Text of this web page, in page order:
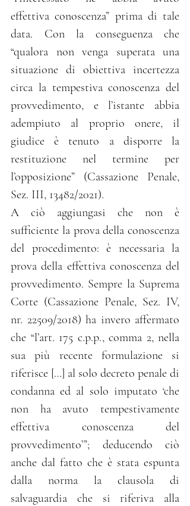
effettiva conoscenza” prima di tale
data. Con la conseguenza che
“qualora non venga superata una
situazione di obiettiva incertezza
circa la tempestiva conoscenza del
provvedimento, e l’istante abbia
adempiuto al proprio onere, il
giudice è tenuto a disporre la
restituzione nel termine per
l’opposizione” (Cassazione Penale,
Sez. III, 13482/2021).
A ciò aggiungasi che non è
sufficiente la prova della conoscenza
del procedimento: è necessaria la
prova della effettiva conoscenza del
provvedimento. Sempre la Suprema
Corte (Cassazione Penale, Sez. IV,
nr. 22509/2018) ha invero affermato
che “l’art. 175 c.p.p., comma 2, nella
sua più recente formulazione si
riferisce […] al solo decreto penale di
condanna ed al solo imputato ‘che
non ha avuto tempestivamente
effettiva conoscenza del
provvedimento’”; deducendo ciò
anche dal fatto che è stata espunta
dalla norma la clausola di
salvaguardia che si riferiva alla